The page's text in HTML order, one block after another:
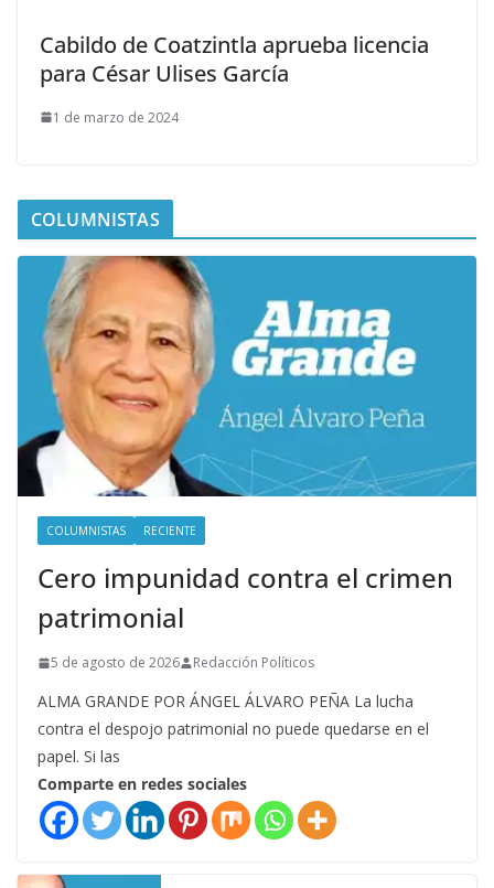
Cabildo de Coatzintla aprueba licencia
para César Ulises García
1 de marzo de 2024
COLUMNISTAS
COLUMNISTAS RECIENTE
Cero impunidad contra el crimen
patrimonial
5 de agosto de 2026 Redacción Políticos
ALMA GRANDE POR ÁNGEL ÁLVARO PEÑA La lucha
contra el despojo patrimonial no puede quedarse en el
papel. Si las
Comparte en redes sociales